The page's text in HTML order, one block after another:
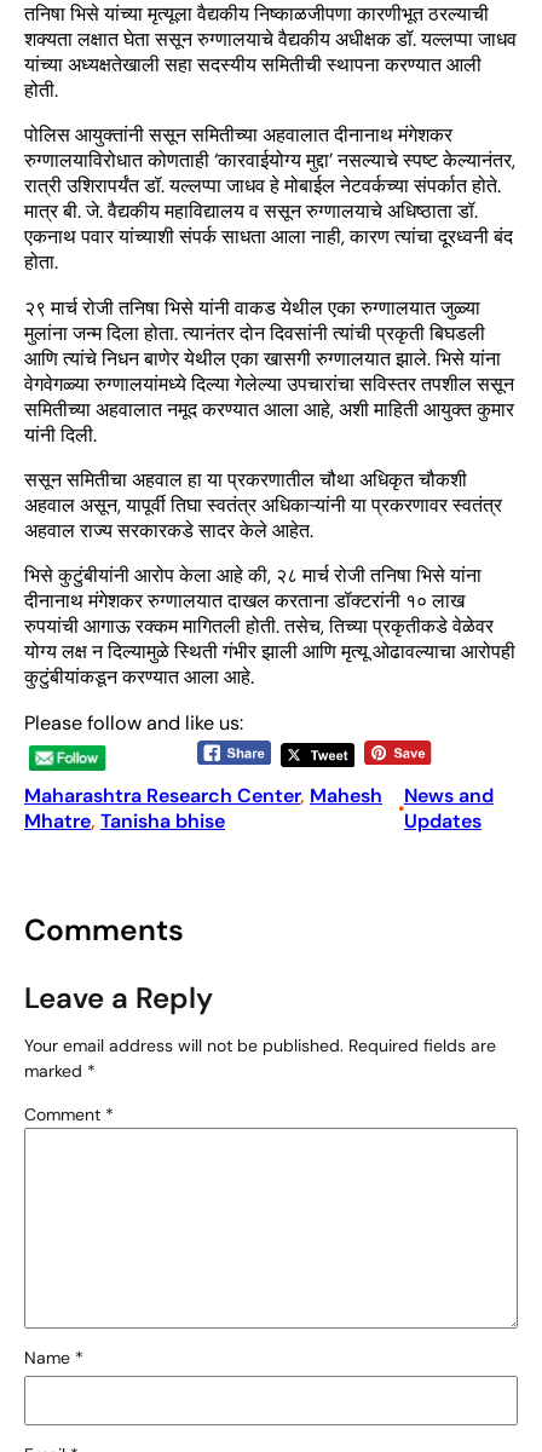
तनिषा भिसे यांच्या मृत्यूला वैद्यकीय निष्काळजीपणा कारणीभूत ठरल्याची
शक्यता लक्षात घेता ससून रुग्णालयाचे वैद्यकीय अधीक्षक डॉ. यल्लप्पा जाधव
यांच्या अध्यक्षतेखाली सहा सदस्यीय समितीची स्थापना करण्यात आली
होती.
पोलिस आयुक्तांनी ससून समितीच्या अहवालात दीनानाथ मंगेशकर
रुग्णालयाविरोधात कोणताही ‘कारवाईयोग्य मुद्दा’ नसल्याचे स्पष्ट केल्यानंतर,
रात्री उशिरापर्यंत डॉ. यल्लप्पा जाधव हे मोबाईल नेटवर्कच्या संपर्कात होते.
मात्र बी. जे. वैद्यकीय महाविद्यालय व ससून रुग्णालयाचे अधिष्ठाता डॉ.
एकनाथ पवार यांच्याशी संपर्क साधता आला नाही, कारण त्यांचा दूरध्वनी बंद
होता.
२९ मार्च रोजी तनिषा भिसे यांनी वाकड येथील एका रुग्णालयात जुळ्या
मुलांना जन्म दिला होता. त्यानंतर दोन दिवसांनी त्यांची प्रकृती बिघडली
आणि त्यांचे निधन बाणेर येथील एका खासगी रुग्णालयात झाले. भिसे यांना
वेगवेगळ्या रुग्णालयांमध्ये दिल्या गेलेल्या उपचारांचा सविस्तर तपशील ससून
समितीच्या अहवालात नमूद करण्यात आला आहे, अशी माहिती आयुक्त कुमार
यांनी दिली.
ससून समितीचा अहवाल हा या प्रकरणातील चौथा अधिकृत चौकशी
अहवाल असून, यापूर्वी तिघा स्वतंत्र अधिकाऱ्यांनी या प्रकरणावर स्वतंत्र
अहवाल राज्य सरकारकडे सादर केले आहेत.
भिसे कुटुंबीयांनी आरोप केला आहे की, २८ मार्च रोजी तनिषा भिसे यांना
दीनानाथ मंगेशकर रुग्णालयात दाखल करताना डॉक्टरांनी १० लाख
रुपयांची आगाऊ रक्कम मागितली होती. तसेच, तिच्या प्रकृतीकडे वेळेवर
योग्य लक्ष न दिल्यामुळे स्थिती गंभीर झाली आणि मृत्यू ओढावल्याचा आरोपही
कुटुंबीयांकडून करण्यात आला आहे.
Please follow and like us:
Maharashtra Research Center, Mahesh
Mhatre, Tanisha bhise
•News and
Updates
Comments
Leave a Reply
Your email address will not be published. Required fields are
marked *
Comment *
Name *